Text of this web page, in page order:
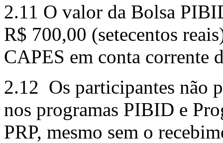
2.11 O valor da Bolsa
R$ 700,00 (setecentos
CAPES em conta corrente
2.12 Os participantes não
nos programas PIBID e
PRP, mesmo sem o